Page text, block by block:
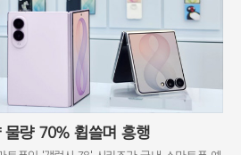
량 70% 휩쓸며 흥행